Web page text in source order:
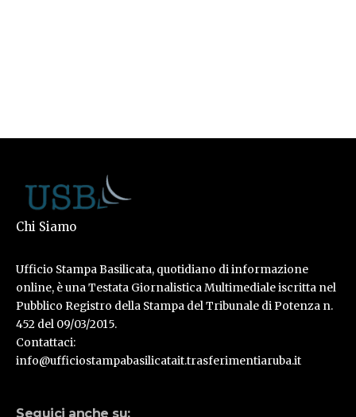
Chi Siamo
Ufficio Stampa Basilicata, quotidiano di informazione
online, è una Testata Giornalistica Multimediale iscritta nel
Pubblico Registro della Stampa del Tribunale di Potenza n.
452 del 09/03/2015.
Contattaci:
info@ufficiostampabasilicatait.trasferimentiaruba.it
Seguici anche su: